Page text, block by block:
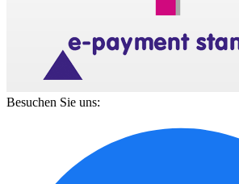
Besuchen Sie uns: